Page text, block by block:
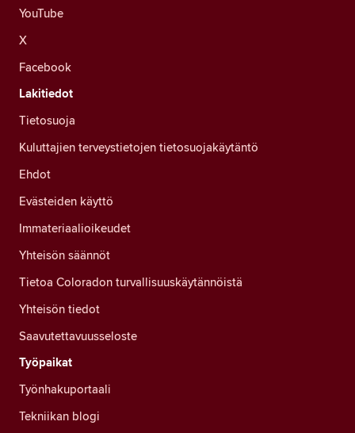
YouTube
X
Facebook
Lakitiedot
Tietosuoja
Kuluttajien terveystietojen tietosuojakäytäntö
Ehdot
Evästeiden käyttö
Immateriaalioikeudet
Yhteisön säännöt
Tietoa Coloradon turvallisuuskäytännöistä
Yhteisön tiedot
Saavutettavuusseloste
Työpaikat
Työnhakuportaali
Tekniikan blogi